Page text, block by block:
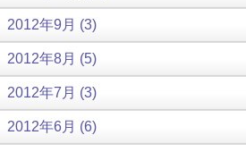
2012年9月 (3)
2012年8月 (5)
2012年7月 (3)
2012年6月 (6)